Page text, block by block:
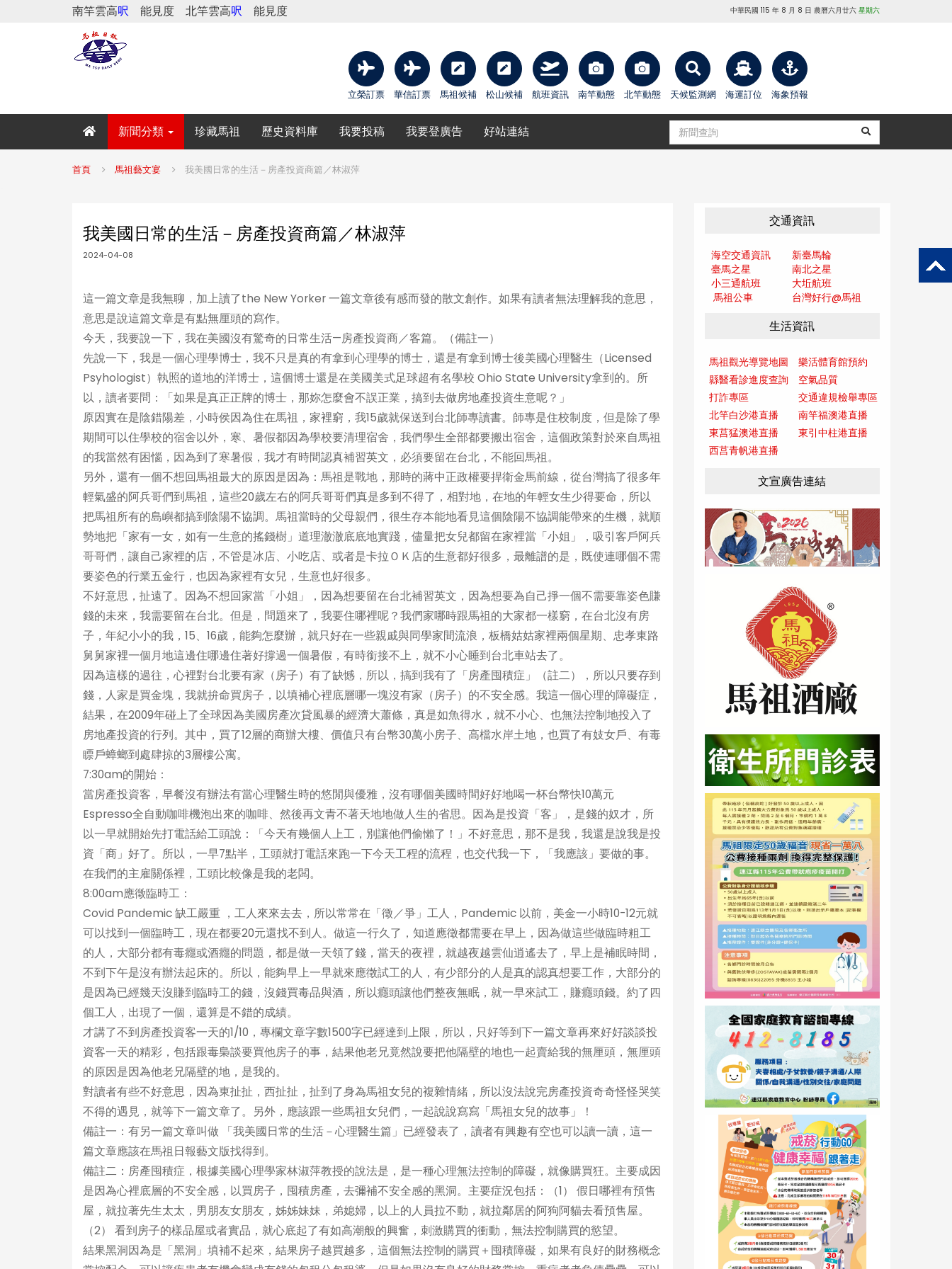
南竿雲高呎 能見度 北竿雲高呎 能見度 中華民國 115 年 8 月 8 日 農曆六月廿六 星期六
立榮訂票 華信訂票 馬祖候補 松山候補 航班資訊 南竿動態 北竿動態 天候監測網 海運訂位 海象預報
新聞分類 珍藏馬祖 歷史資料庫 我要投稿 我要登廣告 好站連結
首頁 馬祖藝文宴 我美國日常的生活－房產投資商篇／林淑萍
我美國日常的生活－房產投資商篇／林淑萍
2024-04-08
這一篇文章是我無聊，加上讀了the New Yorker 一篇文章後有感而發的散文創作。如果有讀者無法理解我的意思，
意思是說這篇文章是有點無厘頭的寫作。
今天，我要說一下，我在美國沒有驚奇的日常生活—房產投資商／客篇。（備註一）
先說一下，我是一個心理學博士，我不只是真的有拿到心理學的博士，還是有拿到博士後美國心理醫生（Licensed
Psyhologist）執照的道地的洋博士，這個博士還是在美國美式足球超有名學校 Ohio State University拿到的。所
以，讀者要問：「如果是真正正牌的博士，那妳怎麼會不誤正業，搞到去做房地產投資生意呢？」
原因實在是陰錯陽差，小時侯因為住在馬祖，家裡窮，我15歲就保送到台北師專讀書。師專是住校制度，但是除了學
期間可以住學校的宿舍以外，寒、暑假都因為學校要清理宿舍，我們學生全部都要搬出宿舍，這個政策對於來自馬祖
的我當然有困惱，因為到了寒暑假，我才有時間認真補習英文，必須要留在台北，不能回馬祖。
另外，還有一個不想回馬祖最大的原因是因為：馬祖是戰地，那時的蔣中正政權要捍衛金馬前線，從台灣搞了很多年
輕氣盛的阿兵哥們到馬祖，這些20歲左右的阿兵哥哥們真是多到不得了，相對地，在地的年輕女生少得要命，所以
把馬祖所有的島嶼都搞到陰陽不協調。馬祖當時的父母親們，很生存本能地看見這個陰陽不協調能帶來的生機，就順
勢地把「家有一女，如有一生意的搖錢樹」道理澈澈底底地實踐，儘量把女兒都留在家裡當「小姐」，吸引客戶阿兵
哥哥們，讓自己家裡的店，不管是冰店、小吃店、或者是卡拉ＯＫ店的生意都好很多，最離譜的是，既使連哪個不需
要姿色的行業五金行，也因為家裡有女兒，生意也好很多。
不好意思，扯遠了。因為不想回家當「小姐」，因為想要留在台北補習英文，因為想要為自己掙一個不需要靠姿色賺
錢的未來，我需要留在台北。但是，問題來了，我要住哪裡呢？我們家哪時跟馬祖的大家都一樣窮，在台北沒有房
子，年紀小小的我，15、16歲，能夠怎麼辦，就只好在一些親戚與同學家間流浪，板橋姑姑家裡兩個星期、忠孝東路
舅舅家裡一個月地這邊住哪邊住著好撐過一個暑假，有時銜接不上，就不小心睡到台北車站去了。
因為這樣的過往，心裡對台北要有家（房子）有了缺憾，所以，搞到我有了「房產囤積症」（註二），所以只要存到
錢，人家是買金塊，我就拚命買房子，以填補心裡底層哪一塊沒有家（房子）的不安全感。我這一個心理的障礙症，
結果，在2009年碰上了全球因為美國房產次貸風暴的經濟大蕭條，真是如魚得水，就不小心、也無法控制地投入了
房地產投資的行列。其中，買了12層的商辦大樓、價值只有台幣30萬小房子、高檔水岸土地，也買了有妓女戶、有毒
瞟戶蟑螂到處肆掠的3層樓公寓。
7:30am的開始：
當房產投資客，早餐沒有辦法有當心理醫生時的悠閒與優雅，沒有哪個美國時間好好地喝一杯台幣快10萬元
Espresso全自動咖啡機泡出來的咖啡、然後再文青不著天地地做人生的省思。因為是投資「客」，是錢的奴才，所
以一早就開始先打電話給工頭說：「今天有幾個人上工，別讓他們偷懶了！」不好意思，那不是我，我還是說我是投
資「商」好了。所以，一早7點半，工頭就打電話來跑一下今天工程的流程，也交代我一下，「我應該」要做的事。
在我們的主雇關係裡，工頭比較像是我的老闆。
8:00am應徵臨時工：
Covid Pandemic 缺工嚴重 ，工人來來去去，所以常常在「徵／爭」工人，Pandemic 以前，美金一小時10-12元就
可以找到一個臨時工，現在都要20元還找不到人。做這一行久了，知道應徵都需要在早上，因為做這些做臨時粗工
的人，大部分都有毒癮或酒癮的問題，都是做一天領了錢，當天的夜裡，就越夜越雲仙逍遙去了，早上是補眠時間，
不到下午是沒有辦法起床的。所以，能夠早上一早就來應徵試工的人，有少部分的人是真的認真想要工作，大部分的
是因為已經幾天沒賺到臨時工的錢，沒錢買毒品與酒，所以癮頭讓他們整夜無眠，就一早來試工，賺癮頭錢。約了四
個工人，出現了一個，還算是不錯的成績。
才講了不到房產投資客一天的1/10，專欄文章字數1500字已經達到上限，所以，只好等到下一篇文章再來好好談談投
資客一天的精彩，包括跟毒梟談要買他房子的事，結果他老兄竟然說要把他隔壁的地也一起賣給我的無厘頭，無厘頭
的原因是因為他老兄隔壁的地，是我的。
對讀者有些不好意思，因為東扯扯，西扯扯，扯到了身為馬祖女兒的複雜情緒，所以沒法說完房產投資奇奇怪怪哭笑
不得的遇見，就等下一篇文章了。另外，應該跟一些馬祖女兒們，一起說說寫寫「馬祖女兒的故事」！
備註一：有另一篇文章叫做 「我美國日常的生活－心理醫生篇」已經發表了，讀者有興趣有空也可以讀一讀，這一
篇文章應該在馬祖日報藝文版找得到。
備註二：房產囤積症，根據美國心理學家林淑萍教授的說法是，是一種心理無法控制的障礙，就像購買狂。主要成因
是因為心裡底層的不安全感，以買房子，囤積房產，去彌補不安全感的黑洞。主要症況包括：（1） 假日哪裡有預售
屋，就拉著先生太太，男朋友女朋友，姊姊妹妹，弟媳婦，以上的人員拉不動，就拉鄰居的阿狗阿貓去看預售屋。
（2） 看到房子的樣品屋或者實品，就心底起了有如高潮般的興奮，刺激購買的衝動，無法控制購買的慾望。
結果黑洞因為是「黑洞」填補不起來，結果房子越買越多，這個無法控制的購買＋囤積障礙，如果有良好的財務概念
交通資訊
海空交通資訊
新臺馬輪
臺馬之星
南北之星
小三通航班
大坵航班
馬祖公車
台灣好行@馬祖
生活資訊
馬祖觀光導覽地圖
樂活體育館預約
縣醫看診進度查詢
空氣品質
打詐專區
交通違規檢舉專區
北竿白沙港直播
南竿福澳港直播
東莒猛澳港直播
東引中柱港直播
西莒青帆港直播
文宣廣告連結